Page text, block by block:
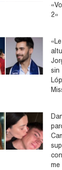
2»
sin
me